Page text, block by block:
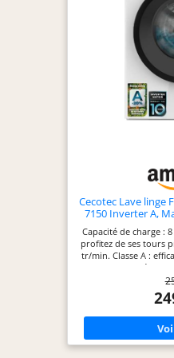
préserve les fibres
ELECTOMENAGER
italienne Candy
électroménagers
innovantes à un prix
Cecotec Lave linge
7150 Inverter A,
tr,min, 12
Plus, Steam
différé,
Capacité de charge :
profitez de ses tours
tr/min. Classe A :
permettant
lavage. Moteur
fonctionnement
permettant
rapport à un moteur
bruit pendant le
pendant le
SteamMax :